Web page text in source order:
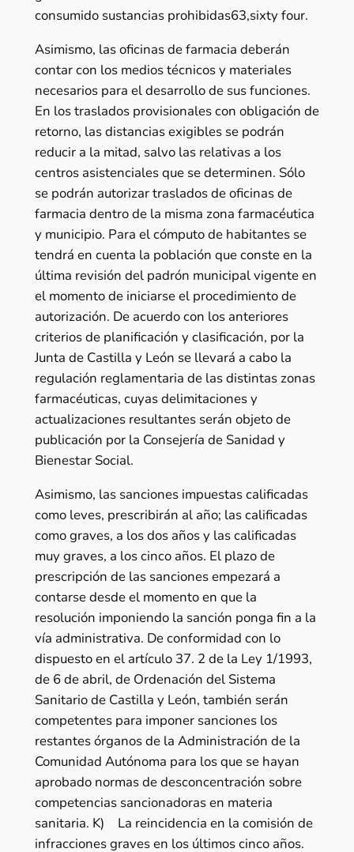
consumido sustancias prohibidas63,sixty four.
Asimismo, las oficinas de farmacia deberán
contar con los medios técnicos y materiales
necesarios para el desarrollo de sus funciones.
En los traslados provisionales con obligación de
retorno, las distancias exigibles se podrán
reducir a la mitad, salvo las relativas a los
centros asistenciales que se determinen. Sólo
se podrán autorizar traslados de oficinas de
farmacia dentro de la misma zona farmacéutica
y municipio. Para el cómputo de habitantes se
tendrá en cuenta la población que conste en la
última revisión del padrón municipal vigente en
el momento de iniciarse el procedimiento de
autorización. De acuerdo con los anteriores
criterios de planificación y clasificación, por la
Junta de Castilla y León se llevará a cabo la
regulación reglamentaria de las distintas zonas
farmacéuticas, cuyas delimitaciones y
actualizaciones resultantes serán objeto de
publicación por la Consejería de Sanidad y
Bienestar Social.
Asimismo, las sanciones impuestas calificadas
como leves, prescribirán al año; las calificadas
como graves, a los dos años y las calificadas
muy graves, a los cinco años. El plazo de
prescripción de las sanciones empezará a
contarse desde el momento en que la
resolución imponiendo la sanción ponga fin a la
vía administrativa. De conformidad con lo
dispuesto en el artículo 37. 2 de la Ley 1/1993,
de 6 de abril, de Ordenación del Sistema
Sanitario de Castilla y León, también serán
competentes para imponer sanciones los
restantes órganos de la Administración de la
Comunidad Autónoma para los que se hayan
aprobado normas de desconcentración sobre
competencias sancionadoras en materia
sanitaria. K) La reincidencia en la comisión de
infracciones graves en los últimos cinco años.